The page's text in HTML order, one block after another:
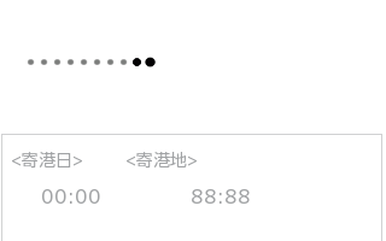
<寄港日>
00:00
<寄港地>
88:88